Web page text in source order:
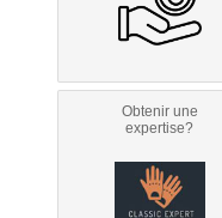
Obtenir une
expertise?